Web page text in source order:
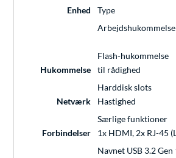
Enhed
Type
Arbejdshukommelse
Flash-hukommelse
Hukommelse
til rådighed
Harddisk slots
Netværk
Hastighed
Særlige funktioner
Forbindelser
1x HDMI, 2x RJ-45
Navnet USB 3.2